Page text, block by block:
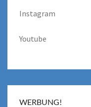
Instagram
Youtube
WERBUNG!